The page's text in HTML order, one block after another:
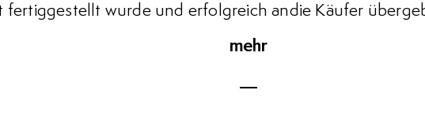
fertiggestellt wurde und erfolgreich andie Käufer
mehr